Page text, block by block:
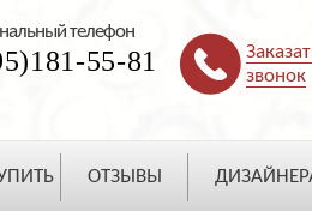
телефон
55-81
звонок
ОТЗЫВЫ